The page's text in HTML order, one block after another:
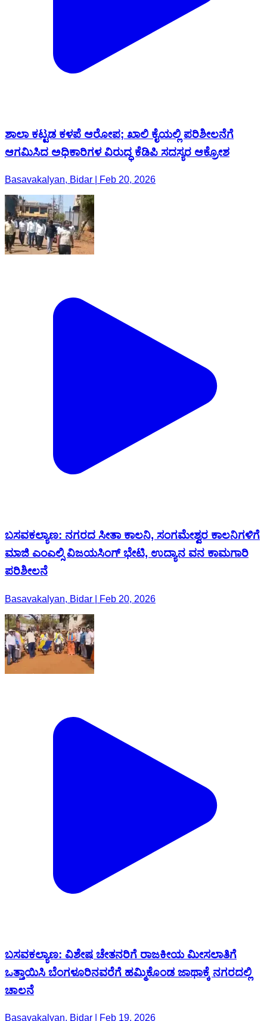
ಶಾಲಾ ಕಟ್ಟಡ ಕಳಪೆ ಆರೋಪ; ಖಾಲಿ ಕೈಯಲ್ಲಿ ಪರಿಶೀಲನೆಗೆ
ಆಗಮಿಸಿದ ಅಧಿಕಾರಿಗಳ ವಿರುದ್ಧ ಕೆಡಿಪಿ ಸದಸ್ಯರ ಆಕ್ರೋಶ
Basavakalyan, Bidar | Feb 20, 2026
ಬಸವಕಲ್ಯಾಣ: ನಗರದ ಸೀತಾ ಕಾಲನಿ, ಸಂಗಮೇಶ್ವರ ಕಾಲನಿಗಳಿಗೆ
ಮಾಜಿ ಎಂಎಲ್ಸಿ ವಿಜಯಸಿಂಗ್ ಭೇಟಿ, ಉದ್ಯಾನ ವನ ಕಾಮಗಾರಿ
ಪರಿಶೀಲನೆ
Basavakalyan, Bidar | Feb 20, 2026
ಬಸವಕಲ್ಯಾಣ: ವಿಶೇಷ ಚೇತನರಿಗೆ ರಾಜಕೀಯ ಮೀಸಲಾತಿಗೆ
ಒತ್ತಾಯಿಸಿ ಬೆಂಗಳೂರಿನವರೆಗೆ ಹಮ್ಮಿಕೊಂಡ ಜಾಥಾಕ್ಕೆ ನಗರದಲ್ಲಿ
ಚಾಲನೆ
Basavakalyan, Bidar | Feb 19, 2026